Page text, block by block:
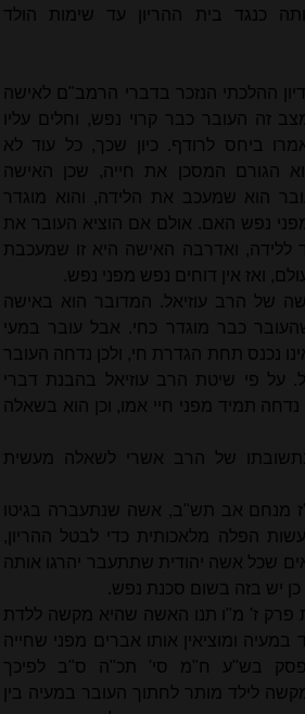
כנגד בית ההריון עד שימות הולד
ההלכתי הנזכר בדברי הרמב"ם לאישה
זה העובר כבר קרוי נפש, וחלים עליו
ביחס לרודף. כיון שכך, כל עוד לא
הגורם המסכן את חייה, שכן האישה
הוא שמעכב את הלידה, והוא מוגדר
מפני נפש האם. אולם אם הוציא העובר את
ללידה, ואדרבה האישה היא זו שמעכבת
ואז אין דוחים נפש מפני נפש.
של הרב עוזיאל. המדובר הוא באישה
כבר מוגדר כחי. אבל עובר במעי
נכנס תחת הגדרת חי, ולכן נדחה העובר
על פי שיטת הרב עוזיאל בהבנת דברי
תמיד מפני חיי אמו, וכן הוא בשאלה
בתשובתו של הרב אשרי לשאלה מעשית
מנחם אב תש"ב, אשה שנתעברה בגיטו
הפלה מלאכותית כדי לבטל ההריון,
שכל אשה יהודית שתתעבר יהרגו אותה
כן יש בזה בשום סכנת נפש.
פרק ז' מ"ו תנו האשה שהיא מקשה ללדת
במעיה ומוציאין אותו אברים מפני שחייה
ופסק בש"ע ח"מ סי' תכ"ה ס"ב לפיכך
לילד מותר לחתוך העובר במעיה בין